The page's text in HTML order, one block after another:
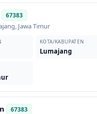
67383
, Jawa Timur
KOTA/KABUPATEN
Lumajang
67383